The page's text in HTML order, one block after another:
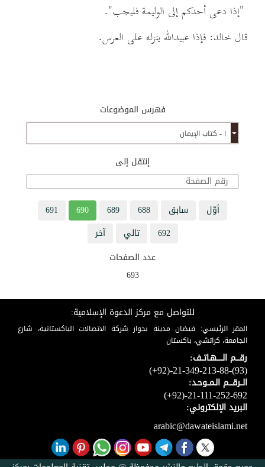
"إذا دعى أحدكم إلى الوليمة فليجب".
قال خالد: فإذا عبيدالله ينزله على العرس.
فهرس الموضوعات
إنتقل إلى
أوّل سابق 688
689
690
691
692
تالي
آخر
عدد الصفحات
693
للتواصل مع مركز الدعوة الإسلامية:
المقر الرئيسي: فيضان مدينة بجوار شركة الاتصالات الباكستانية، شارع
الجامعة، كراتشي، باكستان
رقـــم الـــــهـاتــف:
(+92)-21-349-213-88-(93)
الــرقـــم الـمــوحـد:
(+92)-21-111-252-692
البريد الإلكتروني:
arabic@dawateislami.net